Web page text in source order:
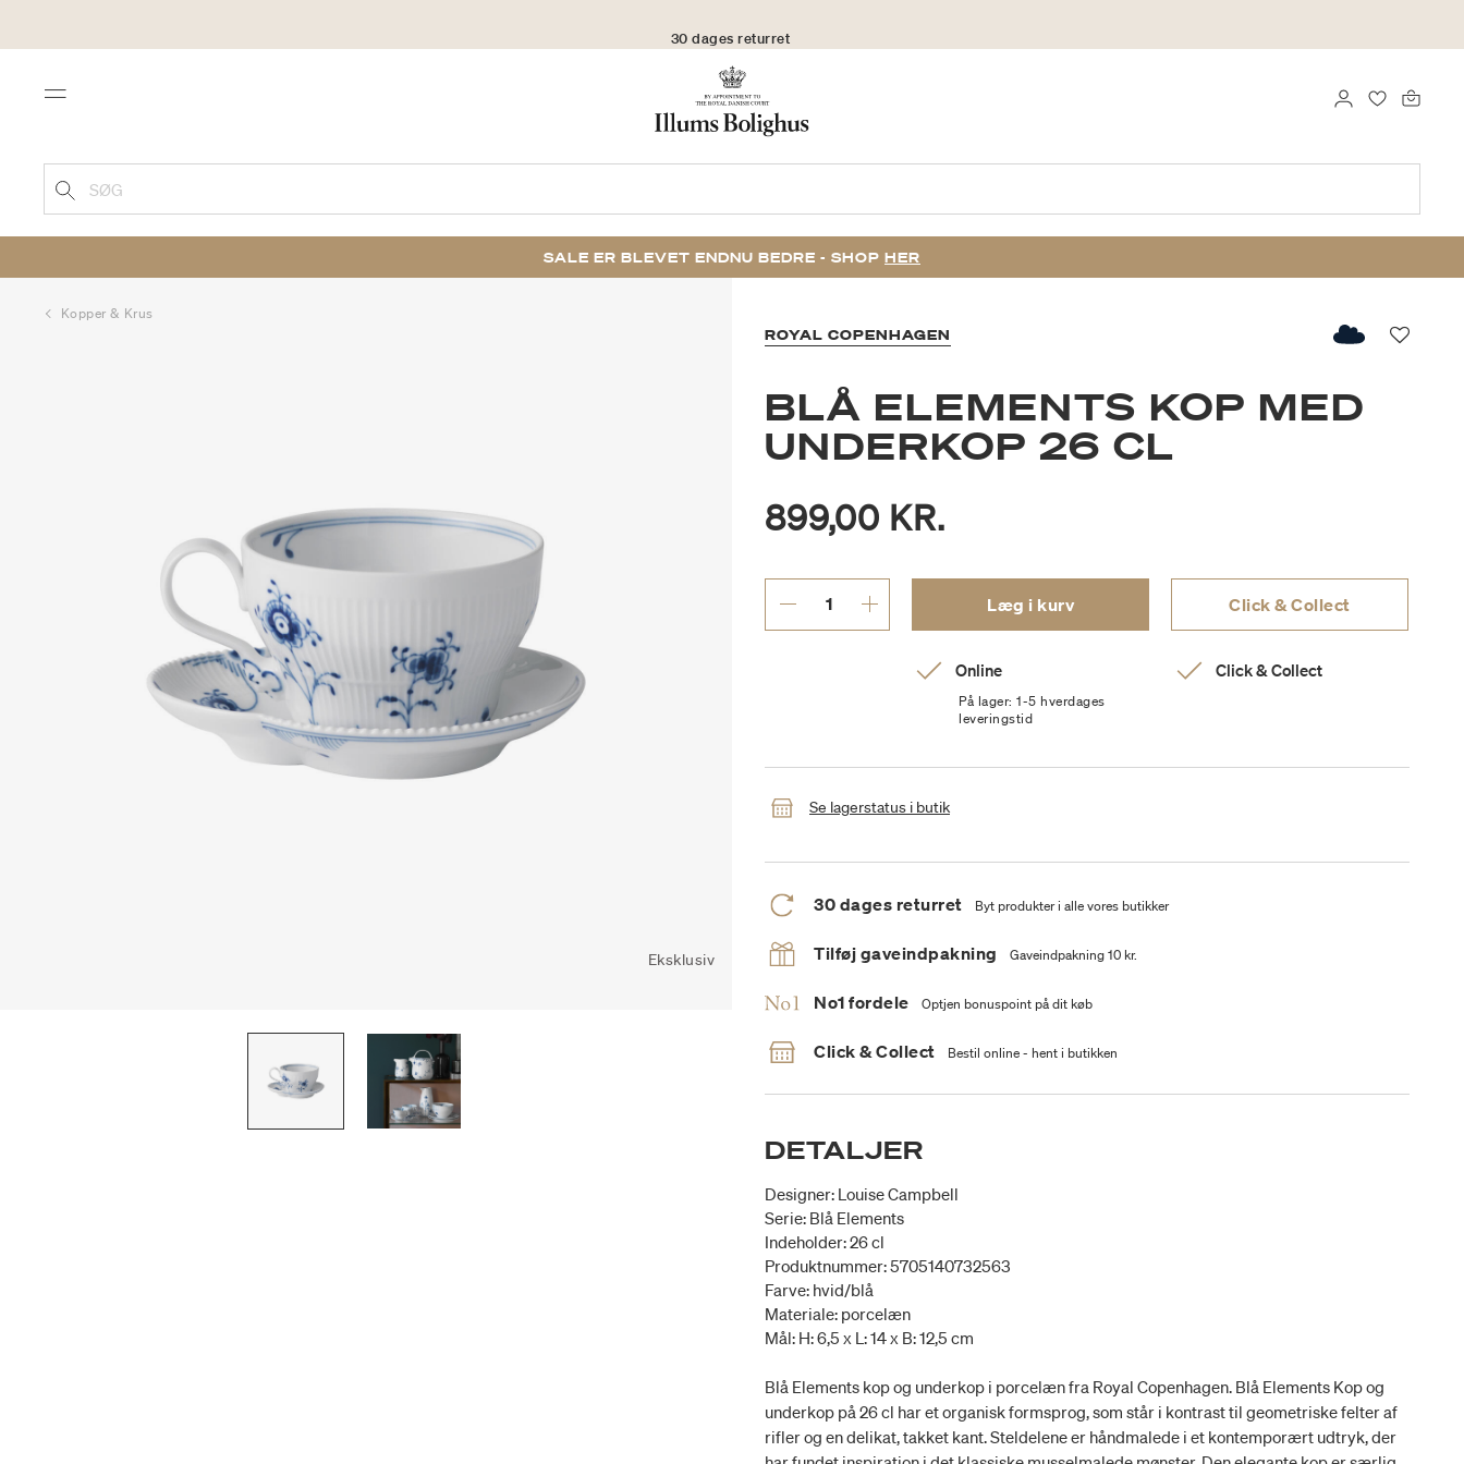
Menu LOG IND
SØG
SALE ER BLEVET ENDNU BEDRE - SHOP HER
Kopper & Krus
Eksklusiv
ROYAL COPENHAGEN
BLÅ ELEMENTS KOP MED
UNDERKOP 26 CL
899,00 KR.
Læg i kurv Click & Collect
Online
På lager: 1-5 hverdages
leveringstid
Click & Collect
Se lagerstatus i butik
30 dages returret Byt produkter i alle vores butikker
Tilføj gaveindpakning Gaveindpakning 10 kr.
No1 fordele Optjen bonuspoint på dit køb
Click & Collect Bestil online - hent i butikken
DETALJER
Designer: Louise Campbell
Serie: Blå Elements
Indeholder: 26 cl
Produktnummer: 5705140732563
Farve: hvid/blå
Materiale: porcelæn
Mål: H: 6,5 x L: 14 x B: 12,5 cm
Blå Elements kop og underkop i porcelæn fra Royal Copenhagen. Blå Elements Kop og
underkop på 26 cl har et organisk formsprog, som står i kontrast til geometriske felter af
rifler og en delikat, takket kant. Steldelene er håndmalede i et kontemporært udtryk, der